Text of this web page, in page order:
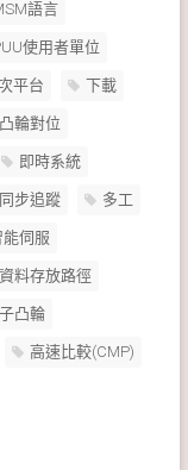
語言
使用者單位
平台 下載
凸輪對位
即時系統
同步追蹤 多工
能伺服
資料存放路徑
凸輪
高速比較(CMP)